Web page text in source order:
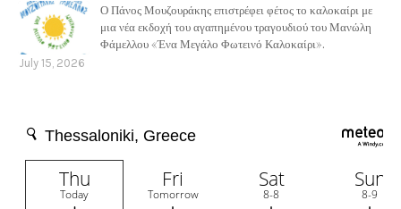
Ο Πάνος Μουζουράκης επιστρέφει φέτος το καλοκαίρι με
μια νέα εκδοχή του αγαπημένου τραγουδιού του Μανώλη
Φάμελλου «Ένα Μεγάλο Φωτεινό Καλοκαίρι».
July 15, 2026